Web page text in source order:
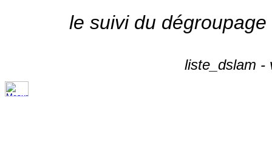
le suivi du
liste_dslam -